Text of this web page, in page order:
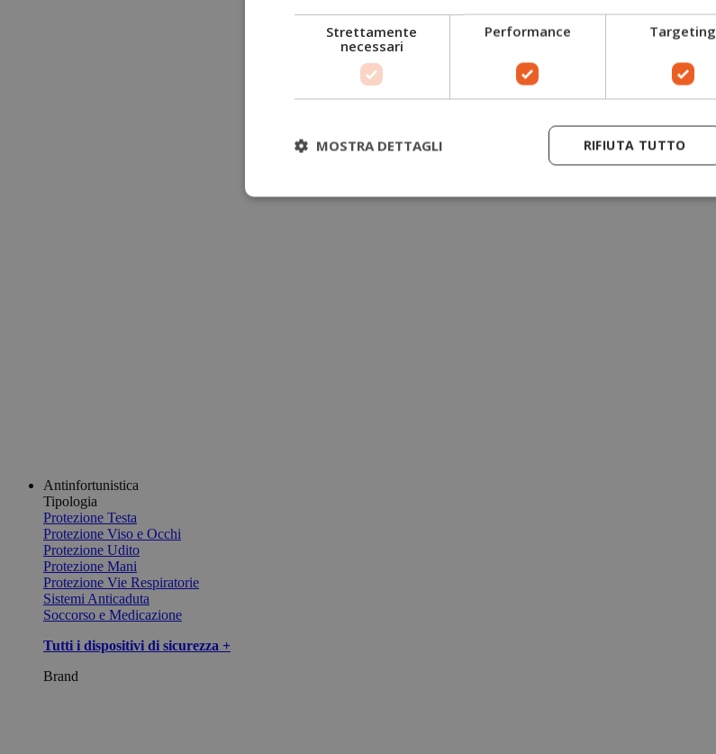
Antinfortunistica
Tipologia
Protezione Testa
Protezione Viso e Occhi
Protezione Udito
Protezione Mani
Protezione Vie Respiratorie
Sistemi Anticaduta
Soccorso e Medicazione
Tutti i dispositivi di sicurezza +
Brand
Strettamente
necessari
Performance Targeting
RIFIUTA TUTTO
MOSTRA DETTAGLI